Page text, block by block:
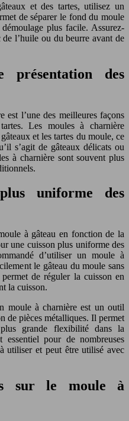
et des tartes, utilisez un
de séparer le fond du moule
plus facile. Assurez-
l’huile ou du beurre avant de
présentation des
est l’une des meilleures façons
Les moules à charnière
et les tartes du moule, ce
s’agit de gâteaux délicats ou
à charnière sont souvent plus
uniforme des
à gâteau en fonction de la
une cuisson plus uniforme des
d’utiliser un moule à
le gâteau du moule sans
de réguler la cuisson en
la cuisson.
moule à charnière est un outil
de pièces métalliques. Il permet
grande flexibilité dans la
pour de nombreuses
utiliser et peut être utilisé avec
sur le moule à